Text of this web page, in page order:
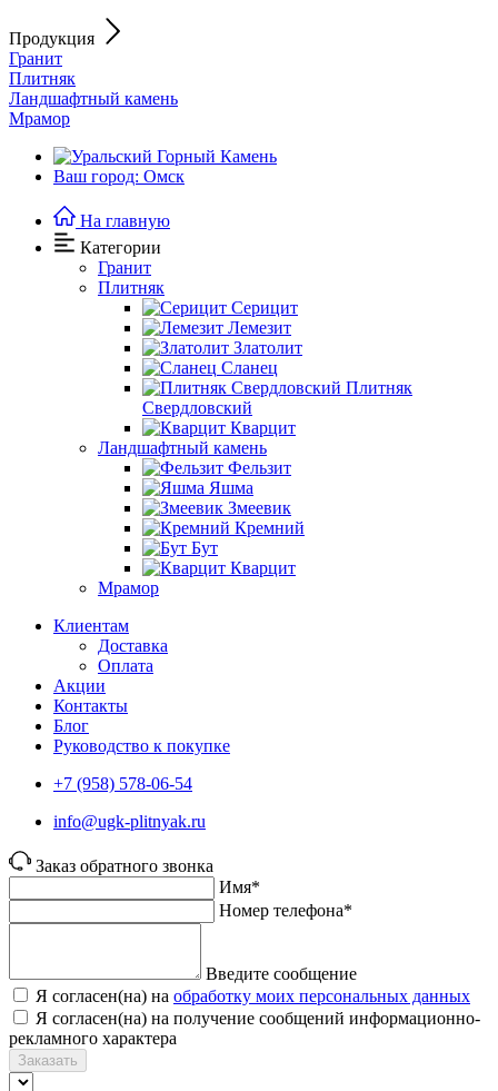
Продукция
Гранит
Плитняк
Ландшафтный камень
Мрамор
Ваш город: Омск
На главную
Категории
Гранит
Плитняк
Серицит
Лемезит
Златолит
Сланец
Плитняк
Свердловский
Кварцит
Ландшафтный камень
Фельзит
Яшма
Змеевик
Кремний
Бут
Кварцит
Мрамор
Клиентам
Доставка
Оплата
Акции
Контакты
Блог
Руководство к покупке
+7 (958) 578-06-54
info@ugk-plitnyak.ru
Заказ обратного звонка
Имя*
Номер телефона*
Введите сообщение
Я согласен(на) на обработку моих персональных данных
Я согласен(на) на получение сообщений информационно-
рекламного характера
Заказать